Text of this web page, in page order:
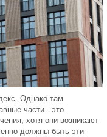
Однако там
части - это
хотя они возникают
должны быть эти